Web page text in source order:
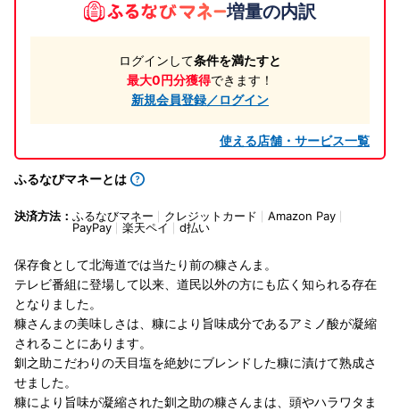
増量の内訳
ログインして条件を満たすと
最大0円分獲得できます！
新規会員登録／ログイン
使える店舗・サービス一覧
ふるなびマネーとは
決済方法： ふるなびマネー クレジットカード
Amazon Pay
PayPay
楽天ペイ d払い
保存食として北海道では当たり前の糠さんま。
テレビ番組に登場して以来、道民以外の方にも広く知られる存在
となりました。
糠さんまの美味しさは、糠により旨味成分であるアミノ酸が凝縮
されることにあります。
釧之助こだわりの天目塩を絶妙にブレンドした糠に漬けて熟成さ
せました。
糠により旨味が凝縮された釧之助の糠さんまは、頭やハラワタま